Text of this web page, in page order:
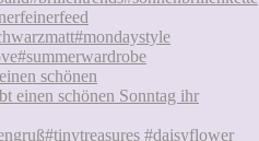
schönen